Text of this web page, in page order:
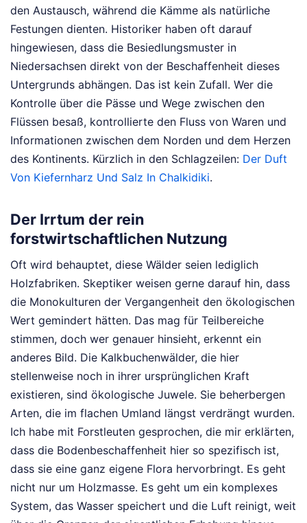
den Austausch, während die Kämme als natürliche
Festungen dienten. Historiker haben oft darauf
hingewiesen, dass die Besiedlungsmuster in
Niedersachsen direkt von der Beschaffenheit dieses
Untergrunds abhängen. Das ist kein Zufall. Wer die
Kontrolle über die Pässe und Wege zwischen den
Flüssen besaß, kontrollierte den Fluss von Waren und
Informationen zwischen dem Norden und dem Herzen
des Kontinents. Kürzlich in den Schlagzeilen: Der Duft
Von Kiefernharz Und Salz In Chalkidiki.
Der Irrtum der rein
forstwirtschaftlichen Nutzung
Oft wird behauptet, diese Wälder seien lediglich
Holzfabriken. Skeptiker weisen gerne darauf hin, dass
die Monokulturen der Vergangenheit den ökologischen
Wert gemindert hätten. Das mag für Teilbereiche
stimmen, doch wer genauer hinsieht, erkennt ein
anderes Bild. Die Kalkbuchenwälder, die hier
stellenweise noch in ihrer ursprünglichen Kraft
existieren, sind ökologische Juwele. Sie beherbergen
Arten, die im flachen Umland längst verdrängt wurden.
Ich habe mit Forstleuten gesprochen, die mir erklärten,
dass die Bodenbeschaffenheit hier so spezifisch ist,
dass sie eine ganz eigene Flora hervorbringt. Es geht
nicht nur um Holzmasse. Es geht um ein komplexes
System, das Wasser speichert und die Luft reinigt, weit